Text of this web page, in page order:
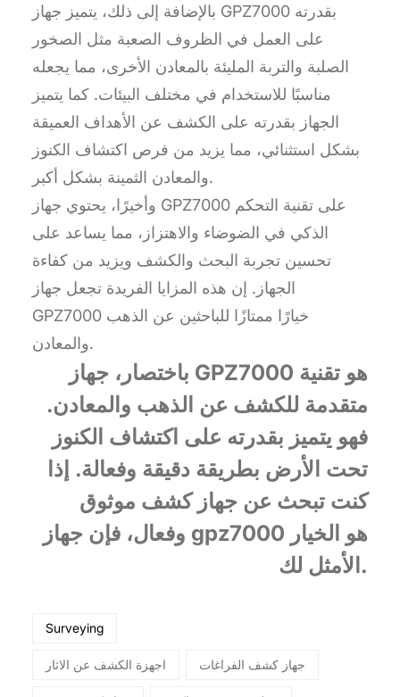
بالإضافة إلى ذلك، يتميز جهاز GPZ7000 بقدرته
على العمل في الظروف الصعبة مثل الصخور
الصلبة والتربة المليئة بالمعادن الأخرى، مما يجعله
مناسبًا للاستخدام في مختلف البيئات. كما يتميز
الجهاز بقدرته على الكشف عن الأهداف العميقة
بشكل استثنائي، مما يزيد من فرص اكتشاف الكنوز
والمعادن الثمينة بشكل أكبر.
وأخيرًا، يحتوي جهاز GPZ7000 على تقنية التحكم
الذكي في الضوضاء والاهتزاز، مما يساعد على
تحسين تجربة البحث والكشف ويزيد من كفاءة
الجهاز. إن هذه المزايا الفريدة تجعل جهاز
GPZ7000 خيارًا ممتازًا للباحثين عن الذهب
والمعادن.
باختصار، جهاز GPZ7000 هو تقنية
متقدمة للكشف عن الذهب والمعادن.
فهو يتميز بقدرته على اكتشاف الكنوز
تحت الأرض بطريقة دقيقة وفعالة. إذا
كنت تبحث عن جهاز كشف موثوق
وفعال، فإن جهاز gpz7000 هو الخيار
الأمثل لك.
Surveying
اجهزة الكشف عن الاثار جهاز كشف الفراغات